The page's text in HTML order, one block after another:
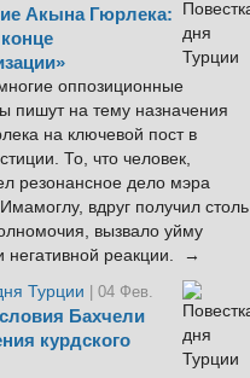
Акына Гюрлека:
оппозиционные
пишут на тему назначения
на ключевой пост в
То, что человек,
резонансное дело мэра
вдруг получил столь
вызвало уйму
негативной реакции. →
Турции
| 04 Фев.
Бахчели
курдского